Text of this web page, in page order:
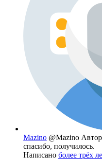
Mazino @Mazino
спасибо, получилось.
Написано более трёх